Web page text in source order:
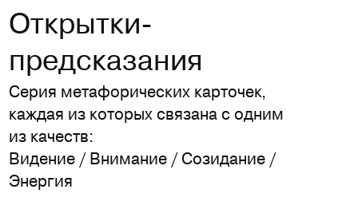
Открытки-
предсказания
Серия метафорических карточек,
каждая из которых связана с одним
из качеств:
Видение / Внимание / Созидание /
Энергия